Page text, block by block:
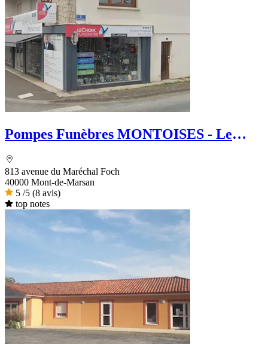
Pompes Funèbres MONTOISES - Le
813 avenue du Maréchal Foch
40000 Mont-de-Marsan
5 /5 (8 avis)
top notes